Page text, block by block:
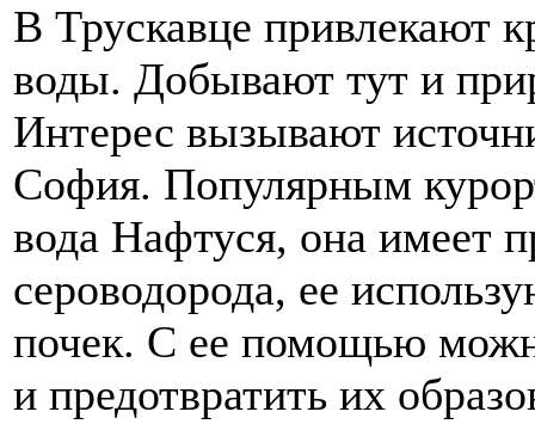
В Трускавце привлекают
воды. Добывают тут и
Интерес вызывают
София. Популярным
вода Нафтуся, она имеет
сероводорода, ее
почек. С ее помощью
и предотвратить их